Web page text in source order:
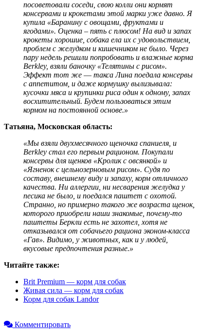
посоветовали соседи, свою колли они кормят
консервами и крокетами этой марки уже давно. Я
купила «Баранину с овощами, фруктами и
ягодами». Оценка – пять с плюсом! На вид и запах
крокеты хорошие, собака ела их с удовольствием,
проблем с желудком и кишечником не было. Через
пару недель решили попробовать и влажные корма
Berkley, взяли баночку «Телятины с рисом».
Эффект тот же ― такса Лина поедала консервы
с аппетитом, и даже кормушку вылизывала:
кусочки мяса и крупинки риса один к одному, запах
восхитительный. Будем пользоваться этим
кормом на постоянной основе.»
Татьяна, Московская область:
«Мы взяли двухмесячного щеночка спаниеля, и
Berkley стал его первым рационом. Покупали
консервы для щенков «Кролик с овсянкой» и
«Ягненок с цельнозерновым рисом». Судя по
составу, внешнему виду и запаху, корм отличного
качества. Ни аллергии, ни несварения желудка у
песика не было, и поедался паштет с охотой.
Странно, но примерно такого же возраста щенок,
которого приобрели наши знакомые, почему-то
паштеты Беркли есть не захотел, хотя не
отказывался от собачьего рациона эконом-класса
«Гав». Видимо, у животных, как и у людей,
вкусовые предпочтения разные.»
Читайте также:
Brit Premium — корм для собак
Живая сила — корм для собак
Корм для собак Landor
Комментировать